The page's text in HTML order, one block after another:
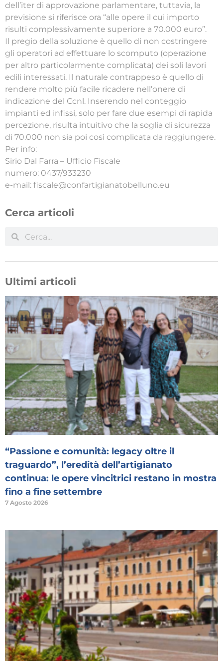
dell’iter di approvazione parlamentare, tuttavia, la
previsione si riferisce ora “alle opere il cui importo
risulti complessivamente superiore a 70.000 euro”.
Il pregio della soluzione è quello di non costringere
gli operatori ad effettuare lo scomputo (operazione
per altro particolarmente complicata) dei soli lavori
edili interessati. Il naturale contrappeso è quello di
rendere molto più facile ricadere nell’onere di
indicazione del Ccnl. Inserendo nel conteggio
impianti ed infissi, solo per fare due esempi di rapida
percezione, risulta intuitivo che la soglia di sicurezza
di 70.000 non sia poi così complicata da raggiungere.
Per info:
Sirio Dal Farra – Ufficio Fiscale
numero: 0437/933230
e-mail: fiscale@confartigianatobelluno.eu
Cerca articoli
Ultimi articoli
“Passione e comunità: legacy oltre il
traguardo”, l’eredità dell’artigianato
continua: le opere vincitrici restano in mostra
fino a fine settembre
7 Agosto 2026